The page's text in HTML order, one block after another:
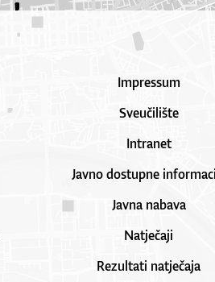
Impressum
Sveučilište
Intranet
Javno dostupne
Javna nabava
Natječaji
Rezultati natječaja